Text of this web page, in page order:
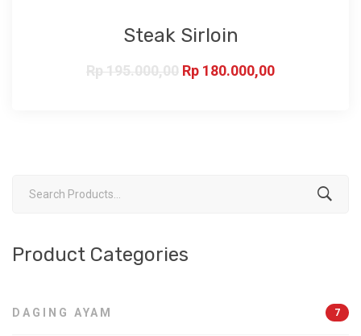
Product Categories
DAGING AYAM 7
Steak Sirloin
Rp195.000,00 Rp 180.000,00